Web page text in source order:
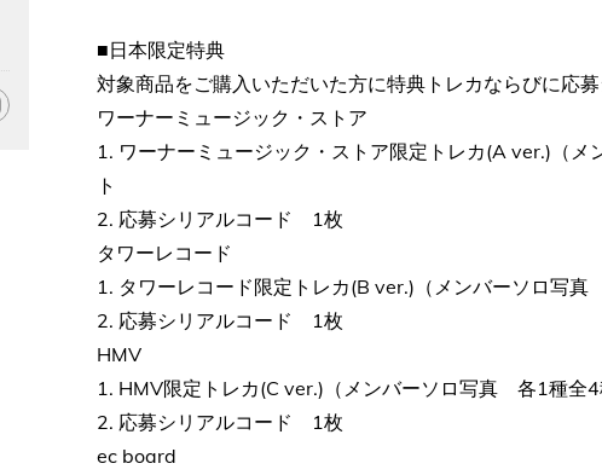
■日本限定特典
対象商品をご購入いただいた方に特典トレカならびに応
ワーナーミュージック・ストア
1. ワーナーミュージック・ストア限定トレカ(A ver.)（
ト
2. 応募シリアルコード 1枚
タワーレコード
1. タワーレコード限定トレカ(B ver.)（メンバーソロ写
2. 応募シリアルコード 1枚
HMV
1. HMV限定トレカ(C ver.)（メンバーソロ写真 各1種全4
2. 応募シリアルコード 1枚
ec board